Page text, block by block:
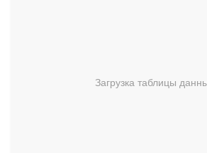
Загрузка таблицы